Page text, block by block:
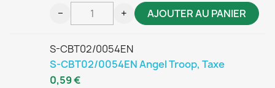
− + AJOUTER AU PANIER
S-CBT02/0054EN
S-CBT02/0054EN Angel Troop, Taxe
0,59 €